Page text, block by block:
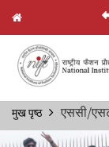
Skip
main
मुख पृष्ठ एससी/